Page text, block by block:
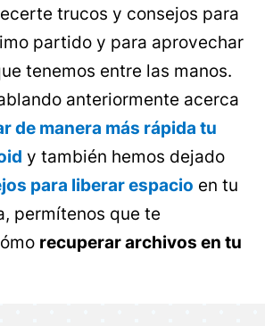
trucos y consejos para
partido y para aprovechar
tenemos entre las manos.
anteriormente acerca
de manera más rápida tu
y también hemos dejado
para liberar espacio en tu
permítenos que te
recuperar archivos en tu